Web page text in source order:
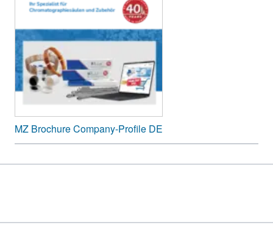
MZ Brochure Company-Profile DE